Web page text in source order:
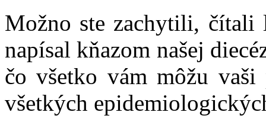
Možno ste zachytili, čítali
napísal kňazom našej
čo všetko vám môžu
všetkých